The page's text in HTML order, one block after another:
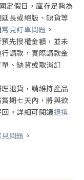
定假日，庫存足夠為
長或絕版、缺貨等
常見訂單問題 。
先授權金額，並未
請款，實際請款金
、缺貨或取消訂
退貨，請維持產品
期七天內，將與欲
。詳細可閱讀退換
問題 。